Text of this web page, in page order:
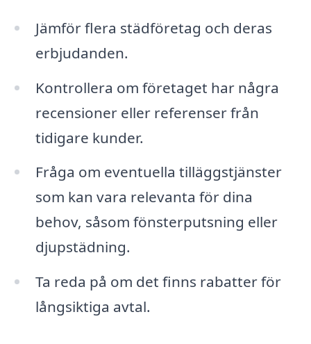
Jämför flera städföretag och deras
erbjudanden.
Kontrollera om företaget har några
recensioner eller referenser från
tidigare kunder.
Fråga om eventuella tilläggstjänster
som kan vara relevanta för dina
behov, såsom fönsterputsning eller
djupstädning.
Ta reda på om det finns rabatter för
långsiktiga avtal.